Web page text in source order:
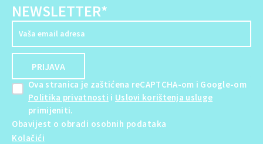
NEWSLETTER*
Ova stranica je zaštićena reCAPTCHA-om i Google-om
Politika privatnosti i Uslovi korištenja usluge
primijeniti.
Obavijest o obradi osobnih podataka
Kolačići